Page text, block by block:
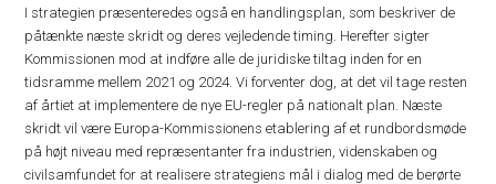
I strategien præsenteredes også en handlingsplan, som beskriver de
påtænkte næste skridt og deres vejledende timing. Herefter sigter
Kommissionen mod at indføre alle de juridiske tiltag inden for en
tidsramme mellem 2021 og 2024. Vi forventer dog, at det vil tage resten
af ​​årtiet at implementere de nye EU-regler på nationalt plan. Næste
skridt vil være Europa-Kommissionens etablering af et rundbordsmøde
på højt niveau med repræsentanter fra industrien, videnskaben og
civilsamfundet for at realisere strategiens mål i dialog med de berørte